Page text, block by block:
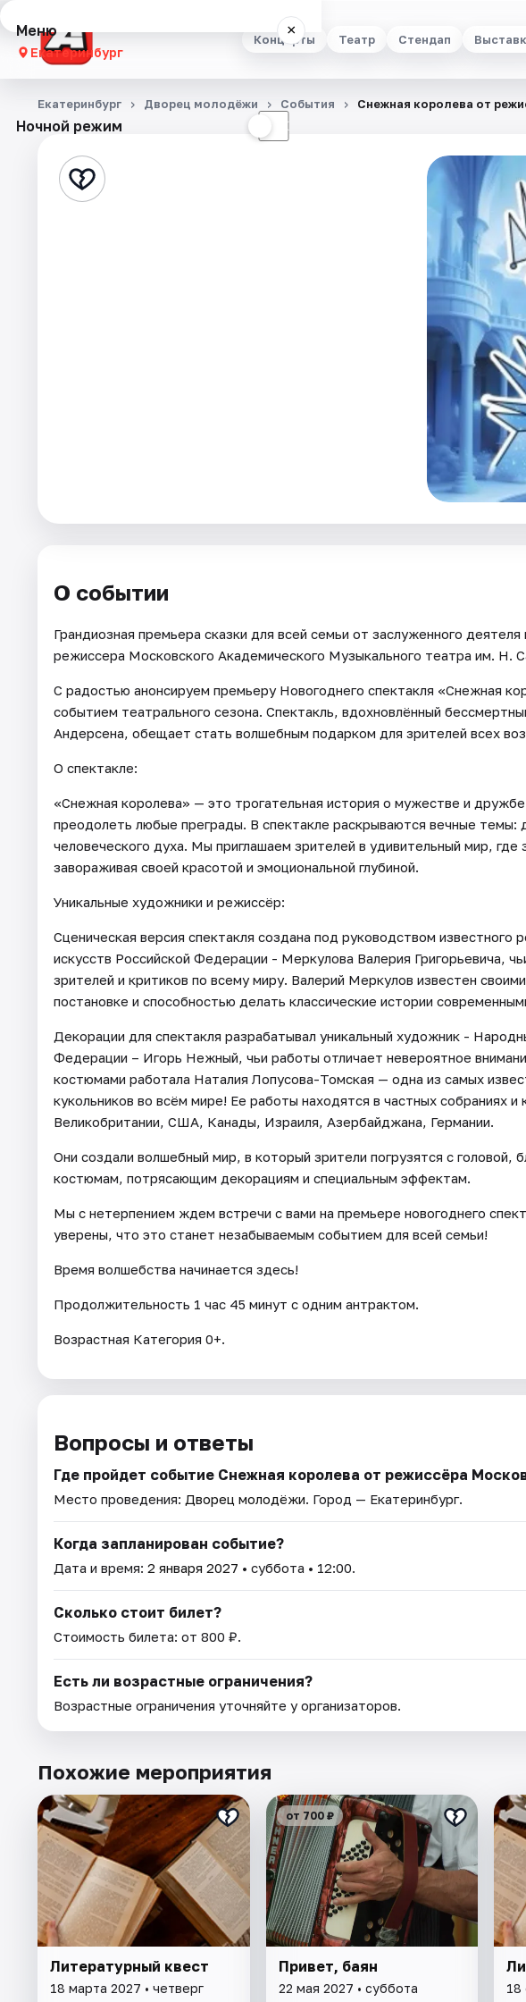
Концерты Театр Стендап
Меню ×
Екатеринбург
Концерты
Стендап
Ночной режим ☾
Екатеринбург Дворец молодёжи События Снежная королева от
О событии
Грандиозная премьера сказки для всей семьи от заслуженного
режиссера Московского Академического Музыкального театра им. Н.
С радостью анонсируем премьеру Новогоднего спектакля «Снежная
событием театрального сезона. Спектакль, вдохновлённый
Андерсена, обещает стать волшебным подарком для зрителей всех
О спектакле:
«Снежная королева» — это трогательная история о мужестве и
преодолеть любые преграды. В спектакле раскрываются вечные темы:
человеческого духа. Мы приглашаем зрителей в удивительный мир, где
завораживая своей красотой и эмоциональной глубиной.
Уникальные художники и режиссёр:
Сценическая версия спектакля создана под руководством известного
искусств Российской Федерации - Меркулова Валерия Григорьевича,
зрителей и критиков по всему миру. Валерий Меркулов известен
постановке и способностью делать классические истории
Декорации для спектакля разрабатывал уникальный художник -
Федерации – Игорь Нежный, чьи работы отличает невероятное
костюмами работала Наталия Лопусова-Томская — одна из самых
кукольников во всём мире! Ее работы находятся в частных собраниях и
Великобритании, США, Канады, Израиля, Азербайджана, Германии.
Они создали волшебный мир, в который зрители погрузятся с головой,
костюмам, потрясающим декорациям и специальным эффектам.
Мы с нетерпением ждем встречи с вами на премьере новогоднего
уверены, что это станет незабываемым событием для всей семьи!
Время волшебства начинается здесь!
Продолжительность 1 час 45 минут с одним антрактом.
Возрастная Категория 0+.
Вопросы и ответы
Где пройдет событие Снежная королева от режиссёра
Место проведения: Дворец молодёжи. Город — Екатеринбург.
Когда запланирован событие?
Дата и время: 2 января 2027 • суббота • 12:00.
Сколько стоит билет?
Стоимость билета: от 800 ₽.
Есть ли возрастные ограничения?
Возрастные ограничения уточняйте у организаторов.
Похожие мероприятия
Литературный квест
18 марта 2027 • четверг
от 700 ₽
Привет, баян
22 мая 2027 • суббота 18